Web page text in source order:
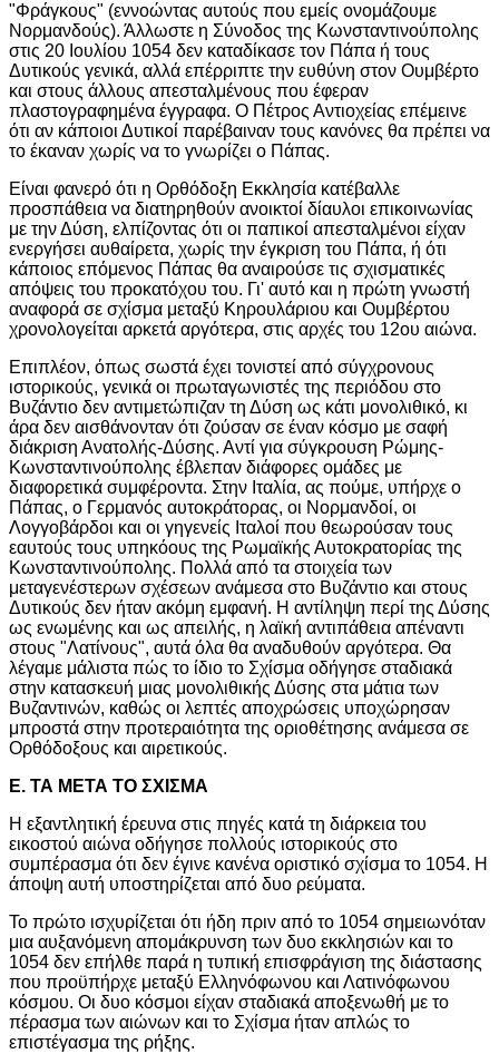
"Φράγκους" (εννοώντας αυτούς που εμείς ονομάζουμε
Νορμανδούς). Άλλωστε η Σύνοδος της Κωνσταντινούπολης
στις 20 Ιουλίου 1054 δεν καταδίκασε τον Πάπα ή τους
Δυτικούς γενικά, αλλά επέρριπτε την ευθύνη στον Ουμβέρτο
και στους άλλους απεσταλμένους που έφεραν
πλαστογραφημένα έγγραφα. Ο Πέτρος Αντιοχείας επέμεινε
ότι αν κάποιοι Δυτικοί παρέβαιναν τους κανόνες θα πρέπει να
το έκαναν χωρίς να το γνωρίζει ο Πάπας.
Είναι φανερό ότι η Ορθόδοξη Εκκλησία κατέβαλλε
προσπάθεια να διατηρηθούν ανοικτοί δίαυλοι επικοινωνίας
με την Δύση, ελπίζοντας ότι οι παπικοί απεσταλμένοι είχαν
ενεργήσει αυθαίρετα, χωρίς την έγκριση του Πάπα, ή ότι
κάποιος επόμενος Πάπας θα αναιρούσε τις σχισματικές
απόψεις του προκατόχου του. Γι' αυτό και η πρώτη γνωστή
αναφορά σε σχίσμα μεταξύ Κηρουλάριου και Ουμβέρτου
χρονολογείται αρκετά αργότερα, στις αρχές του 12ου αιώνα.
Επιπλέον, όπως σωστά έχει τονιστεί από σύγχρονους
ιστορικούς, γενικά οι πρωταγωνιστές της περιόδου στο
Βυζάντιο δεν αντιμετώπιζαν τη Δύση ως κάτι μονολιθικό, κι
άρα δεν αισθάνονταν ότι ζούσαν σε έναν κόσμο με σαφή
διάκριση Ανατολής-Δύσης. Αντί για σύγκρουση Ρώμης-
Κωνσταντινούπολης έβλεπαν διάφορες ομάδες με
διαφορετικά συμφέροντα. Στην Ιταλία, ας πούμε, υπήρχε ο
Πάπας, ο Γερμανός αυτοκράτορας, οι Νορμανδοί, οι
Λογγοβάρδοι και οι γηγενείς Ιταλοί που θεωρούσαν τους
εαυτούς τους υπηκόους της Ρωμαϊκής Αυτοκρατορίας της
Κωνσταντινούπολης. Πολλά από τα στοιχεία των
μεταγενέστερων σχέσεων ανάμεσα στο Βυζάντιο και στους
Δυτικούς δεν ήταν ακόμη εμφανή. Η αντίληψη περί της Δύσης
ως ενωμένης και ως απειλής, η λαϊκή αντιπάθεια απέναντι
στους "Λατίνους", αυτά όλα θα αναδυθούν αργότερα. Θα
λέγαμε μάλιστα πώς το ίδιο το Σχίσμα οδήγησε σταδιακά
στην κατασκευή μιας μονολιθικής Δύσης στα μάτια των
Βυζαντινών, καθώς οι λεπτές αποχρώσεις υποχώρησαν
μπροστά στην προτεραιότητα της οριοθέτησης ανάμεσα σε
Ορθόδοξους και αιρετικούς.
Ε. ΤΑ ΜΕΤΑ ΤΟ ΣΧΙΣΜΑ
Η εξαντλητική έρευνα στις πηγές κατά τη διάρκεια του
εικοστού αιώνα οδήγησε πολλούς ιστορικούς στο
συμπέρασμα ότι δεν έγινε κανένα οριστικό σχίσμα το 1054. Η
άποψη αυτή υποστηρίζεται από δυο ρεύματα.
Το πρώτο ισχυρίζεται ότι ήδη πριν από το 1054 σημειωνόταν
μια αυξανόμενη απομάκρυνση των δυο εκκλησιών και το
1054 δεν επήλθε παρά η τυπική επισφράγιση της διάστασης
που προϋπήρχε μεταξύ Ελληνόφωνου και Λατινόφωνου
κόσμου. Οι δυο κόσμοι είχαν σταδιακά αποξενωθή με το
πέρασμα των αιώνων και το Σχίσμα ήταν απλώς το
επιστέγασμα της ρήξης.